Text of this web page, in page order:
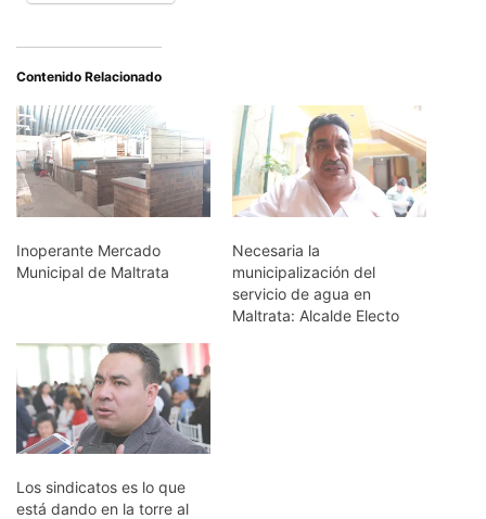
Contenido Relacionado
Inoperante Mercado
Municipal de Maltrata
Necesaria la
municipalización del
servicio de agua en
Maltrata: Alcalde Electo
Los sindicatos es lo que
está dando en la torre al